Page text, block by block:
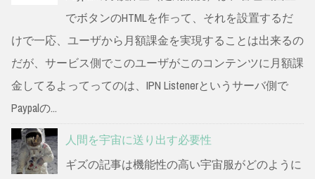
でボタンのHTMLを作って、それを設置するだ
けで一応、ユーザから月額課金を実現することは出来るの
だが、サービス側でこのユーザがこのコンテンツに月額課
金してるよってってのは、IPN Listenerというサーバ側で
Paypalの...
人間を宇宙に送り出す必要性
ギズの記事は機能性の高い宇宙服がどのように